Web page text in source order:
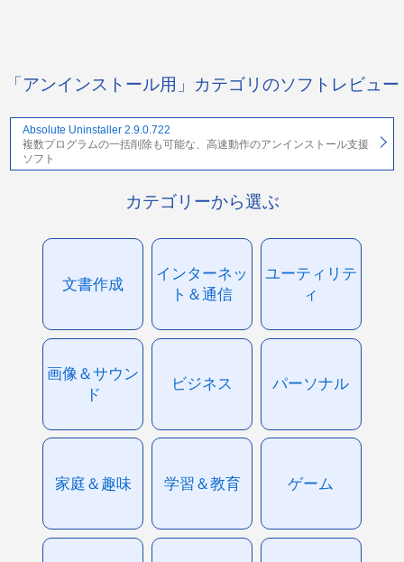
「アンインストール用」カテゴリのソフトレビュー
Absolute Uninstaller 2.9.0.722
複数プログラムの一括削除も可能な、高速動作のアンインストール支援
ソフト
カテゴリーから選ぶ
文書作成
インターネッ
ト＆通信
ユーティリテ
ィ
画像＆サウン
ド
ビジネス パーソナル
家庭＆趣味 学習＆教育 ゲーム